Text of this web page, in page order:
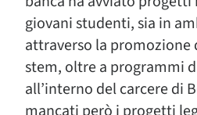
giovani studenti, sia in
attraverso la promozione
stem, oltre a programmi
all’interno del carcere di